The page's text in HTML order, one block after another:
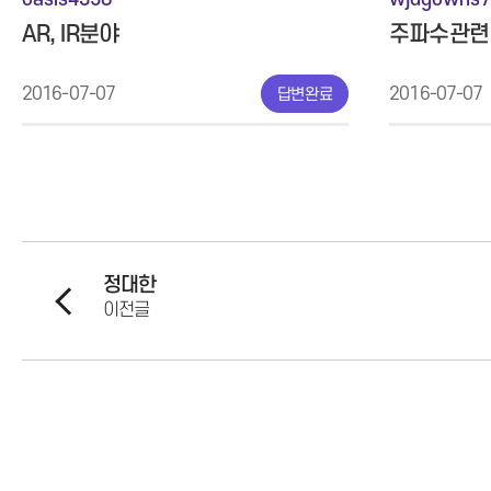
AR, IR분야
2016-07-07 답변완료
주파수관
2016-07-07
정대한
이전글